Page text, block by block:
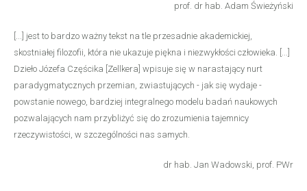
prof. dr hab. Adam Świeżyński
[...] jest to bardzo ważny tekst na tle przesadnie akademickiej,
skostniałej filozofii, która nie ukazuje piękna i niezwykłości człowieka. [...]
Dzieło Józefa Częścika [Zellkera] wpisuje się w narastający nurt
paradygmatycznych przemian, zwiastujących - jak się wydaje -
powstanie nowego, bardziej integralnego modelu badań naukowych
pozwalających nam przybliżyć się do zrozumienia tajemnicy
rzeczywistości, w szczególności nas samych.
dr hab. Jan Wadowski, prof. PWr